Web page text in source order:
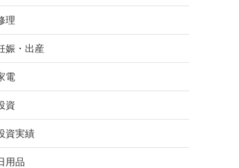
理
娠・出産
電
資
資実績
用品